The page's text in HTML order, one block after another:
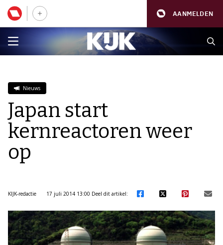
AANMELDEN
Nieuws
Japan start
kernreactoren weer
op
KIJK-redactie 17 juli 2014 13:00 Deel dit artikel: